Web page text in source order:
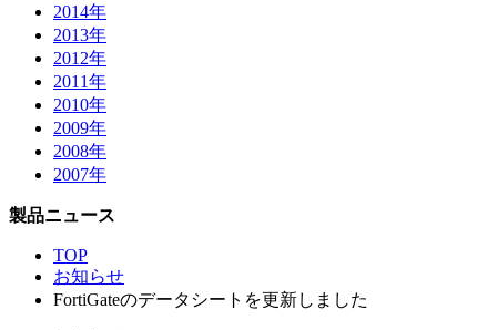
2014年
2013年
2012年
2011年
2010年
2009年
2008年
2007年
製品ニュース
TOP
お知らせ
FortiGateのデータシートを更新しました